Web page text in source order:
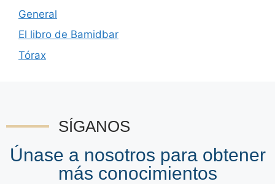
General
El libro de Bamidbar
Tórax
SÍGANOS
Únase a nosotros para obtener
más conocimientos